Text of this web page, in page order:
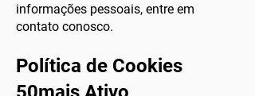
informações pessoais, entre em
contato conosco.
Política de Cookies